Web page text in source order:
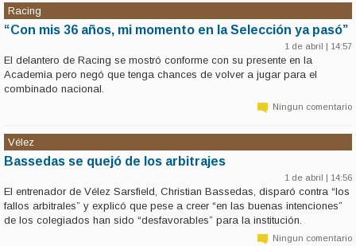
Racing
“Con mis 36 años, mi momento en la Selección ya pasó”
1 de abril | 14:57
El delantero de Racing se mostró conforme con su presente en la
Academia pero negó que tenga chances de volver a jugar para el
combinado nacional.
Ningun comentario
Vélez
Bassedas se quejó de los arbitrajes
1 de abril | 14:56
El entrenador de Vélez Sarsfield, Christian Bassedas, disparó contra “los
fallos arbitrales” y explicó que pese a creer “en las buenas intenciones”
de los colegiados han sido “desfavorables” para la institución.
Ningun comentario